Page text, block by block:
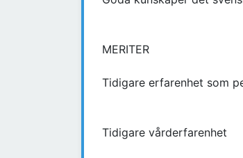
MERITER
Tidigare erfarenhet som
Tidigare vårderfarenhet